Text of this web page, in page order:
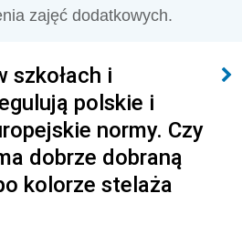
zajęć dodatkowych.
szkołach i
polskie i
normy. Czy
dobrze dobraną
kolorze stelaża